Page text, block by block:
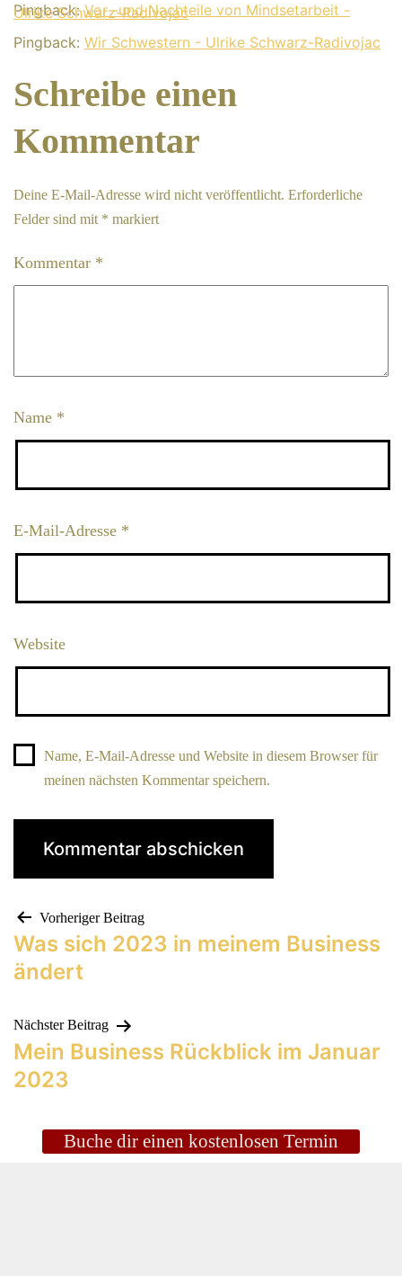
Pingback:Vor -und Nachteile von Mindsetarbeit -
Ulrike Schwarz-Radivojac
Pingback: Wir Schwestern - Ulrike Schwarz-Radivojac
Schreibe einen
Kommentar
Deine E-Mail-Adresse wird nicht veröffentlicht. Erforderliche
Felder sind mit * markiert
Kommentar *
Name *
E-Mail-Adresse *
Website
Name, E-Mail-Adresse und Website in diesem Browser für
meinen nächsten Kommentar speichern.
Vorheriger Beitrag
Was sich 2023 in meinem Business
ändert
Nächster Beitrag
Mein Business Rückblick im Januar
2023
Buche dir einen kostenlosen Termin